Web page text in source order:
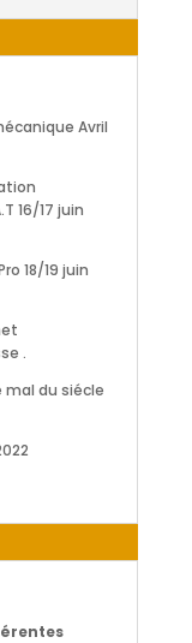
Avril
16/17 juin
18/19 juin
.
mal du siécle